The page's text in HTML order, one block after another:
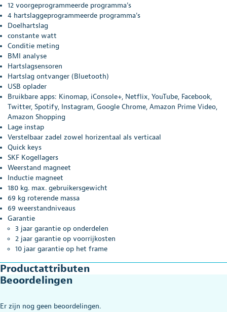
12 voorgeprogrammeerde programma’s
4 hartslaggeprogrammeerde programma’s
Doelhartslag
constante watt
Conditie meting
BMI analyse
Hartslagsensoren
Hartslag ontvanger (Bluetooth)
USB oplader
Bruikbare apps: Kinomap, iConsole+, Netflix, YouTube, Facebook,
Twitter, Spotify, Instagram, Google Chrome, Amazon Prime Video,
Amazon Shopping
Lage instap
Verstelbaar zadel zowel horizentaal als verticaal
Quick keys
SKF Kogellagers
Weerstand magneet
Inductie magneet
180 kg. max. gebruikersgewicht
69 kg roterende massa
69 weerstandniveaus
Garantie
3 jaar garantie op onderdelen
2 jaar garantie op voorrijkosten
10 jaar garantie op het frame
Productattributen
Beoordelingen
Er zijn nog geen beoordelingen.